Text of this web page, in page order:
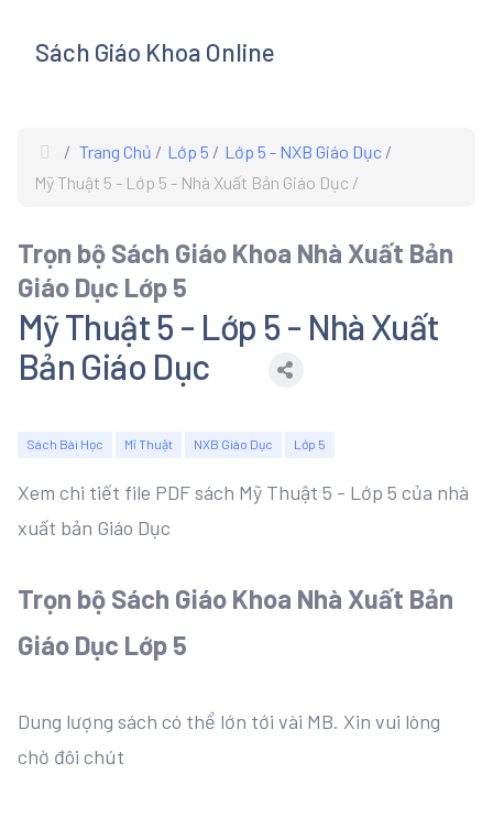
Sách Giáo Khoa Online
Trang Chủ Lớp 5
Lớp 5 - NXB Giáo Dục
Mỹ Thuật 5 - Lớp 5 - Nhà Xuất Bản Giáo Dục
Trọn bộ Sách Giáo Khoa Nhà Xuất Bản
Giáo Dục Lớp 5
Mỹ Thuật 5 - Lớp 5 - Nhà Xuất
Bản Giáo Dục
Sách Bài Học Mĩ Thuật NXB Giáo Dục Lớp 5
Xem chi tiết file PDF sách Mỹ Thuật 5 - Lớp 5 của nhà
xuất bản Giáo Dục
Trọn bộ Sách Giáo Khoa Nhà Xuất Bản
Giáo Dục Lớp 5
Dung lượng sách có thể lớn tới vài MB. Xin vui lòng
chờ đôi chút